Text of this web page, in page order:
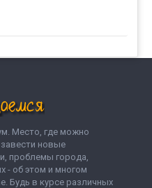
Место, где можно
новые
проблемы города,
- об этом и многом
Будь в курсе различных